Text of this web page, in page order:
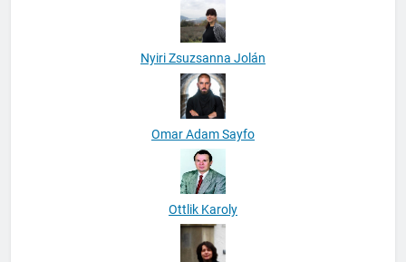
Nyiri Zsuzsanna Jolán
Omar Adam Sayfo
Ottlik Karoly